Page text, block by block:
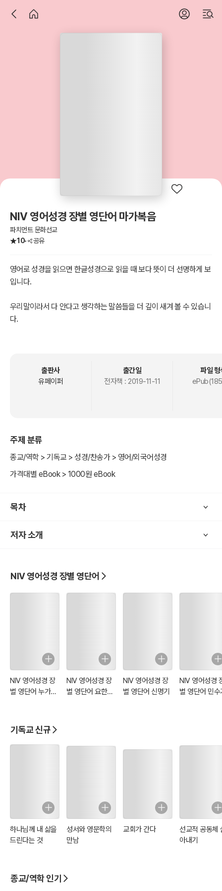
NIV 영어성경 장별 영단어 마가복음
파치먼트 문화선교
10
공유
영어로 성경을 읽으면 한글성경으로 읽을 때 보다 뜻이 더 선명하게 보
입니다.
우리말이라서 다 안다고 생각하는 말씀들을 더 깊이 새겨 볼 수 있습니
다.
출판사
유페이퍼
출간일
전자책 : 2019-11-11
파일 형
주제 분류
종교/역학 > 기독교 > 성경/찬송가 > 영어/외국어성경
가격대별 eBook > 1000원 eBook
목차
저자 소개
NIV 영어성경 장별 영단어
NIV 영어성경 장
별 영단어 누가복
NIV 영어성경 장
별 영단어 요한복
NIV 영어성경 장
별 영단어 신명기
NIV 영어성경
별 영단어 민수
기독교 신규
하나님께 내 삶을
드린다는 것
성서와 영문학의
만남
교회가 간다
선교적 공동체
아내기
종교/역학 인기